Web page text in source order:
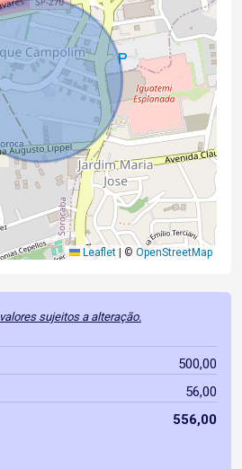
Leaflet © OpenStreetMap
valores sujeitos a alteração.
500,00
56,00
556,00